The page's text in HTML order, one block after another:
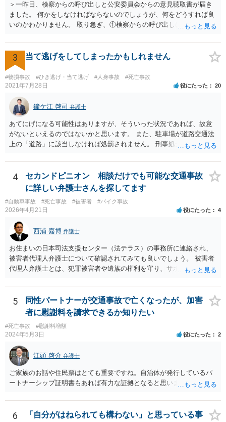
いです。 一般的に「大卒（22歳就労）」前提で計算した方が、「高卒
（18歳就労）」よりも総額が高くなる傾向にあります。 なお、それが
認められるかはご両親の学歴や教育方針や実際の教育状況がどうだっ
せん。 ご質問者様が「長期化しても戦いたい」という強い意志をお持
ちで、かつ、賠償額の最大化（遅延損害金等の獲得）を目指すのであ
れば、示談交渉では妥結せず、提訴（訴訟）を前提に進めるのが最適
解です。 どのような方向性を目指すのかメリットデメリットを検討す
るためにも、相談時には弁護士にその意向を伝え、疑問を解消した方
が良いです。 その上で委任契約を結んだ方が良いです。 なお、弁護士
費用特約に加入されている場合には、相談料10万円、報酬300万円まで
は賄われることが多いので、保険の加入状況もご確認した方が良いで
す。 併せて、交通事故の刑事事件についても被害者参加制度といって
加害者の処分を決める裁判において意見を述べる機会もあります。 ご
＞一昨日、検察からの呼び出しと公安委員会からの意見聴取書が届き
ました。 何かをしなければならないのでしょうが、何をどうすれば良
いのかわかりません。 取り急ぎ、①検察からの呼び出しにはきちんと
いいと思います。 ＞示談と刑事の両方を相談できる弁護士の先生をさ
がしております。 ネットでさがすとあまりの多さに戸惑っておりま
す。 どの方にお願いしても同じなのでしょうか。 話してみた感じや説
明など、いろいろ考慮して判断することになります。 書類が届いたば
かりで不安でしょうから、どこかしら相談に行ってみると良いと思い
ます。 複数の弁護士に相談されて決められるケースもありますし、は
じめに相談したところで依頼しなければならないわけではありませ
ん。
3 当て逃げをしてしまったかもしれません
#物損事故 #ひき逃げ・当て逃げ #人身事故 #死亡事故
2021年7月28日 役にたった 20
鐘ケ江 啓司 弁護士
あてにげになる可能性はありますが、そういった状況であれば、故意
がないといえるのではないかと思います。 また、駐車場が道路交通法
上の「道路」に該当しなければ処罰されません。 刑事処分がなされる
るその他の場所）」にあたるかが重要です。 駐車場が「道路」にあた
るかは難しい問題で、私が経験した事例でも、コインパーキングで警
察官は「道路」と判断して道路交通法違反で立件したものの、検察官
は「道路」にあたらないとして不起訴処分にしたものがあります（検
察官に意見書を出しました）。コンビニやスーパーの駐車場では「道
路」とした裁判例もあります。 「一般交通の用に供するその他の場
所」とは、道路法に規定する道路及び道路運送法に規定する自動車道
以外で不特定の人や車が自由に通行することができる場所をいうとさ
れています。 この判断にあたっては、「道路の体裁の有無」、「客
観性・継続性・反復性の有無」、「公開性の有無」及び「道路性の有
無」を検討するのが一般的です（道路交通執務研究会編著『執務資料
道路交通法解説（１８訂版）』（東京法令出版、２０２０年１１月）
７頁）。つまり、総合判断が必要になります。
4
セカンドピニオン 相談だけでも可能な交通事故
に詳しい弁護士さんを探してます
#自動車事故 #死亡事故 #被害者 #バイク事故
2026年4月21日 役にたった 4
西浦 嘉博 弁護士
お住まいの日本司法支援センター（法テラス）の事務所に連絡され、
被害者代理人弁護士について確認されてみても良いでしょう。 被害者
代理人弁護士とは、犯罪被害者や遺族の権利を守り、サポートする専
との示談交渉、刑事裁判への参加（被害者参加制度）、損害賠償請求
などを代理で行い、被害者や遺族の心理的負担を軽減する役割を担い
ます。 なお、都道府県によっては弁護士会事務局を通して、弁護士会
の被害者支援委員会が窓口となることもあります。 ご依頼の弁護士さ
んと相談された上で、ご参考ください。
5
同性パートナーが交通事故で亡くなったが、加害
者に慰謝料を請求できるか知りたい
#死亡事故 #慰謝料増額
2024年5月3日 役にたった 2
江頭 啓介 弁護士
ご家族のお話や住民票はとても重要ですね。自治体が発行しているパ
ートナーシップ証明書もあれば有力な証拠となると思います。
6
「自分がはねられても構わない」と思っている事